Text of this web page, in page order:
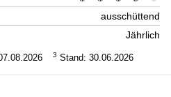
ausschüttend
Jährlich
3 Stand: 30.06.2026